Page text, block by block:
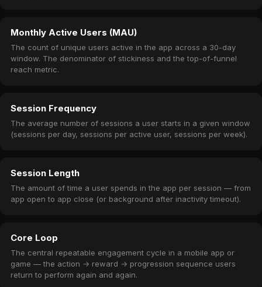
Monthly Active Users (MAU)
The count of unique users active in the app across a 30-day
window. The denominator of stickiness and the top-of-funnel
reach metric.
Session Frequency
The average number of sessions a user starts in a given window
(sessions per day, sessions per active user, sessions per week).
Session Length
The amount of time a user spends in the app per session — from
app open to app close (or background after inactivity timeout).
Core Loop
The central repeatable engagement cycle in a mobile app or
game — the action → reward → progression sequence users
return to perform again and again.